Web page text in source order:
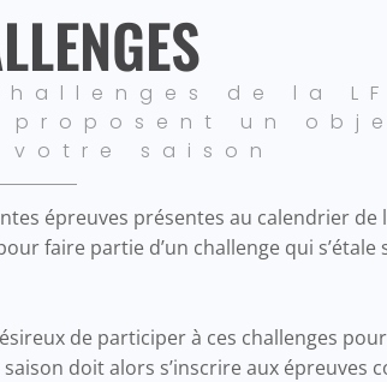
de la
proposent un
votre saison
épreuves présentes au calendrier de
faire partie d’un challenge qui
de participer à ces challenges
doit alors s’inscrire aux épreuves